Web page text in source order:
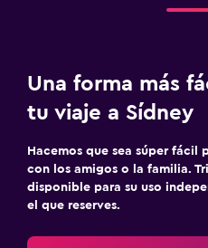
Una forma más
tu viaje a Sídney
Hacemos que sea súper fácil
con los amigos o la familia.
disponible para su uso
el que reserves.